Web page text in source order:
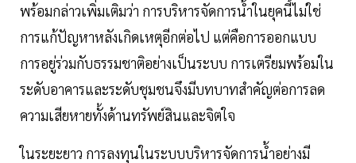
พร้อมกล่าวเพิ่มเติมว่า การบริหารจัดการน้ำในยุคนี้ไม่ใช่
การแก้ปัญหาหลังเกิดเหตุอีกต่อไป แต่คือการออกแบบ
การอยู่ร่วมกับธรรมชาติอย่างเป็นระบบ การเตรียมพร้อมใน
ระดับอาคารและระดับชุมชนจึงมีบทบาทสำคัญต่อการลด
ความเสียหายทั้งด้านทรัพย์สินและจิตใจ
ในระยะยาว การลงทุนในระบบบริหารจัดการน้ำอย่างมี